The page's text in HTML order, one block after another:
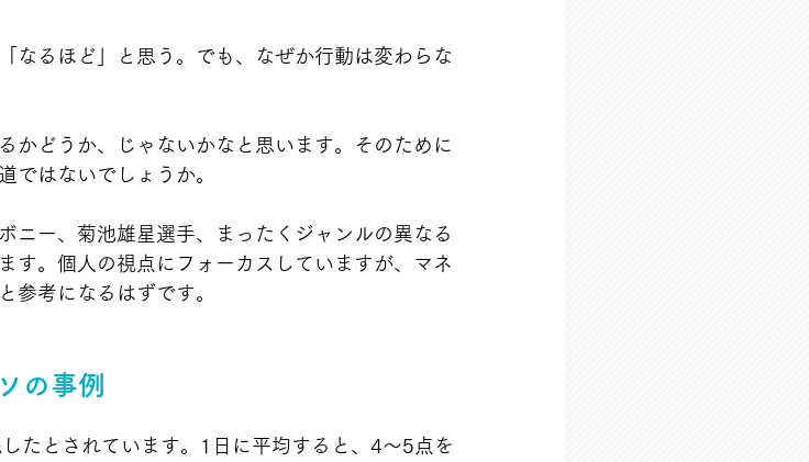
なるほど」と思う。でも、なぜか行動は変わらな
かどうか、じゃないかなと思います。そのために
ではないでしょうか。
ニー、菊池雄星選手、まったくジャンルの異なる
す。個人の視点にフォーカスしていますが、マネ
参考になるはずです。
の事例
たとされています。1日に平均すると、4〜5点を